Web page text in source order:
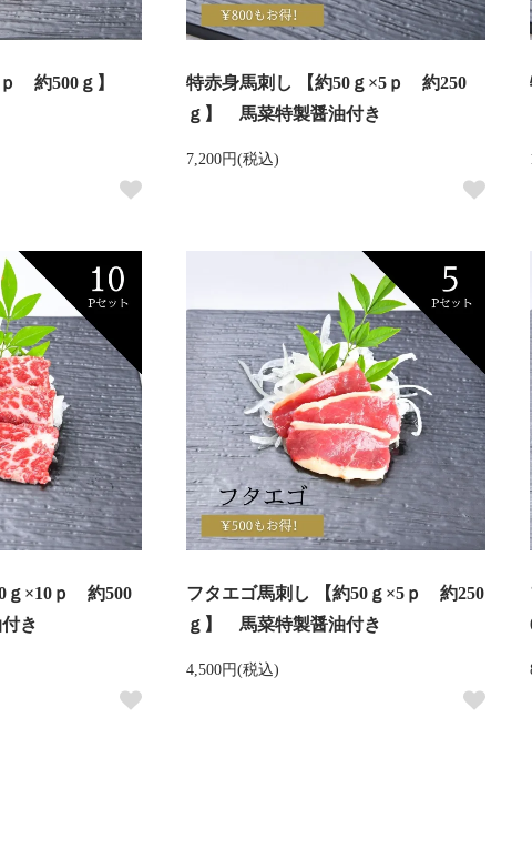
ｐ 約500ｇ】
特赤身馬刺し 【約50ｇ×5ｐ 約250
ｇ】 馬菜特製醤油付き
7,200円(税込)
ｇ×10ｐ 約500
き
フタエゴ馬刺し 【約50ｇ×5ｐ 約250
ｇ】 馬菜特製醤油付き
4,500円(税込)